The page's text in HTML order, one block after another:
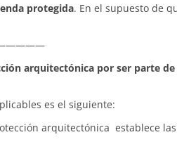
protegida. En el supuesto de
arquitectónica por ser parte
es el siguiente:
arquitectónica establece